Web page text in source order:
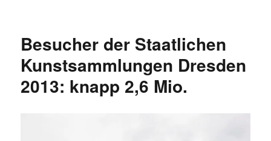
Richter
Besucher der Staatlichen
Kunstsammlungen Dresden
2013: knapp 2,6 Mio.